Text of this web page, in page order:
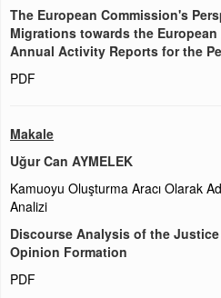
The European Commission's
Migrations towards the
Annual Activity Reports for the
PDF
Makale
Uğur Can AYMELEK
Kamuoyu Oluşturma Aracı Olarak
Analizi
Discourse Analysis of the
Opinion Formation
PDF